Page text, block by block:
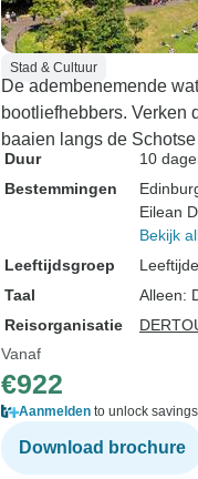
Stad & Cultuur
De adembenemende
bootliefhebbers. Verken
baaien langs de
Duur
10
Bestemmingen
Eilean
Bekijk
Leeftijdsgroep
Taal
Alleen:
Reisorganisatie
Vanaf
€922
Aanmelden to unlock savings
Download brochure